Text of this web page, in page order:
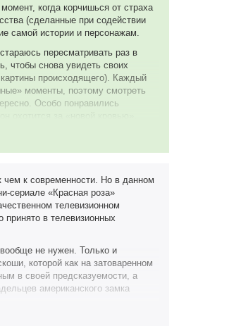
когда корчишься от страха
(сделанные при содействии
самой истории и персонажам.
пересматривать раз в
чтобы снова увидеть своих
происходящего). Каждый
моменты, поэтому смотреть
Особо понравились
на одном дыхании.
же она умудрилась собрать
дядюшки Ст. Кинга
людей, или же моих «о да, это
это ощущать при просмотре.
По желанию, я думаю. Это
И всё-таки беллетристика
абсолютно во всём.
чем к современности. Но в данном
сериале «Красная роза»
телевизионном
в телевизионных
не нужен. Только и
которой как на затоваренном
в своей предсказуемости, а
американского замка